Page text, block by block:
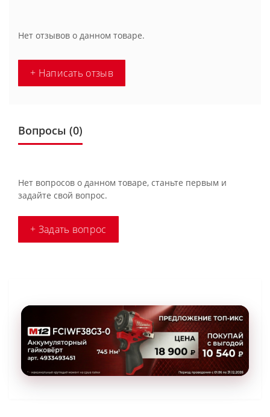
Нет отзывов о данном товаре.
+ Написать отзыв
Вопросы (0)
Нет вопросов о данном товаре, станьте первым и
задайте свой вопрос.
+ Задать вопрос